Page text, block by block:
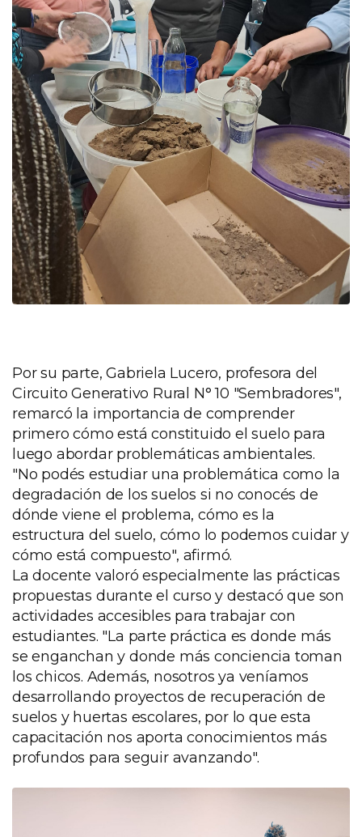
Por su parte, Gabriela Lucero, profesora del
Circuito Generativo Rural N° 10 "Sembradores",
remarcó la importancia de comprender
primero cómo está constituido el suelo para
luego abordar problemáticas ambientales.
"No podés estudiar una problemática como la
degradación de los suelos si no conocés de
dónde viene el problema, cómo es la
estructura del suelo, cómo lo podemos cuidar y
cómo está compuesto", afirmó.
La docente valoró especialmente las prácticas
propuestas durante el curso y destacó que son
actividades accesibles para trabajar con
estudiantes. "La parte práctica es donde más
se enganchan y donde más conciencia toman
los chicos. Además, nosotros ya veníamos
desarrollando proyectos de recuperación de
suelos y huertas escolares, por lo que esta
capacitación nos aporta conocimientos más
profundos para seguir avanzando".